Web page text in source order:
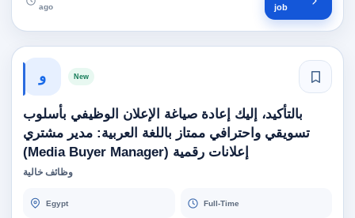
ago
job
و New
بالتأكيد، إليك إعادة صياغة الإعلان الوظيفي بأسلوب
تسويقي واحترافي ممتاز باللغة العربية: مدير مشتري
إعلانات رقمية (Media Buyer Manager)
وظائف خالية
Egypt Full-Time